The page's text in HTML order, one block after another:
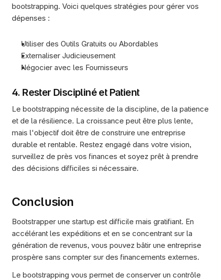
bootstrapping. Voici quelques stratégies pour gérer vos
dépenses :
Utiliser des Outils Gratuits ou Abordables
Externaliser Judicieusement
Négocier avec les Fournisseurs
4. Rester Discipliné et Patient
Le bootstrapping nécessite de la discipline, de la patience
et de la résilience. La croissance peut être plus lente,
mais l'objectif doit être de construire une entreprise
durable et rentable. Restez engagé dans votre vision,
surveillez de près vos finances et soyez prêt à prendre
des décisions difficiles si nécessaire.
Conclusion
Bootstrapper une startup est difficile mais gratifiant. En
accélérant les expéditions et en se concentrant sur la
génération de revenus, vous pouvez bâtir une entreprise
prospère sans compter sur des financements externes.
Le bootstrapping vous permet de conserver un contrôle